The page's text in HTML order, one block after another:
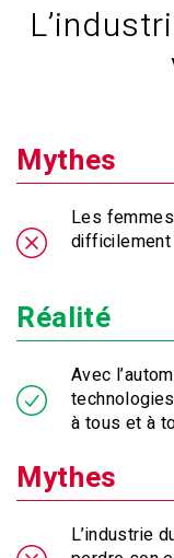
Mythes
Les
difficilement
Réalité
Avec
à tous et à
Mythes
L’industrie